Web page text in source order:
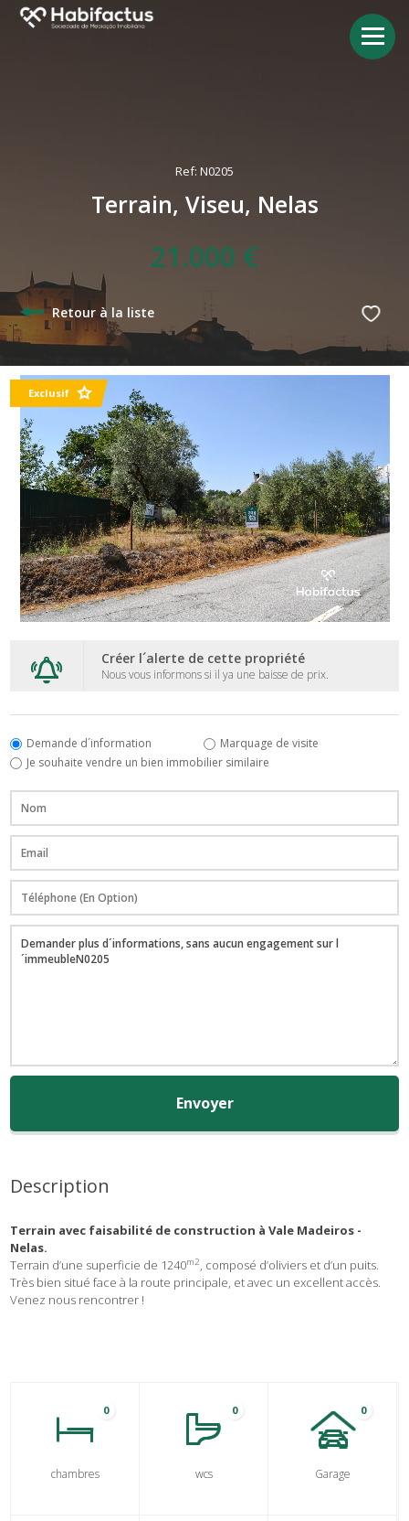
Ref: N0205
Terrain, Viseu, Nelas
21.000 €
Retour à la liste
Exclusif
Créer l´alerte de cette propriété
Nous vous informons si il ya une baisse de prix.
Demande d´information
Marquage de visite
Je souhaite vendre un bien immobilier similaire
Envoyer
Description
Terrain avec faisabilité de construction à Vale Madeiros -
Nelas.
Terrain d’une superficie de 1240m2, composé d’oliviers et d’un puits.
Très bien situé face à la route principale, et avec un excellent accès.
Venez nous rencontrer !
0
chambres
0
wcs
0
Garage